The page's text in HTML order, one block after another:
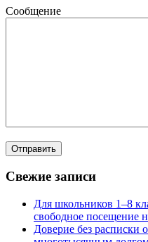
Сообщение
Свежие записи
Для школьников 1–8
свободное посещение
Доверие без расписки